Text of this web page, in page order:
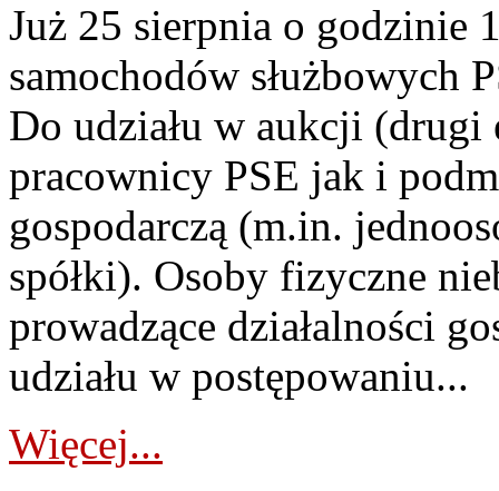
Już 25 sierpnia o godzinie
samochodów służbowych
Do udziału w aukcji (drugi
pracownicy PSE jak i
gospodarczą (m.in.
spółki). Osoby fizyczne
prowadzące działalności
udziału w postępowaniu...
Więcej...